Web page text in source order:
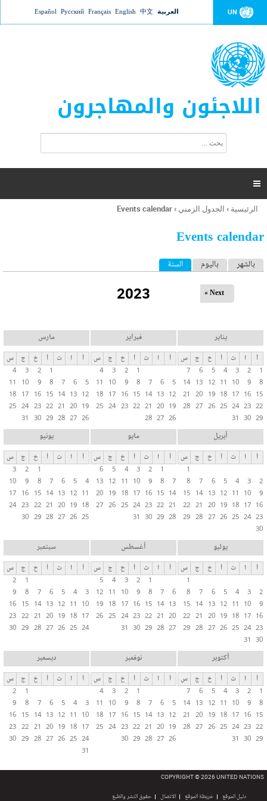
Jump to navigation UN العربية 中文
English
Français
Русский
Español
اللاجئون والمهاجرون
ت
ر
ل
ح
ب

أنت
هنا
الرئيسية › الجدول الزمني ›
Events calendar
Events calendar
ا
ب
ا
ت
ا
ل
أ
ا
س
ي
ة
بالشهر باليوم السنة (علامة التبويب النشطة)
2023 Next »
يناير
أ ا ث أ خ ج
س
1
2
3
4
5
6
7
8
9
10
11
12
13
14
15
16
17
18
19
20
21
22
23
24
25
26
27
28
29
30
31
فبراير
أ ا ث أ خ ج
س
1
2
3
4
5
6
7
8
9
10
11
12
13
14
15
16
17
18
19
20
21
22
23
24
25
26
27
28
مارس
أ ا ث أ خ ج
س
1
2
3
4
5
6
7
8
9
10
11
12
13
14
15
16
17
18
19
20
21
22
23
24
25
26
27
28
29
30
31
أبريل
أ ا ث أ خ ج
س
1
2
3
4
5
6
7
8
9
10
11
12
13
14
15
16
17
18
19
20
21
22
23
24
25
26
27
28
29
30
مايو
أ ا ث أ خ ج
س
1
2
3
4
5
6
7
8
9
10
11
12
13
14
15
16
17
18
19
20
21
22
23
24
25
26
27
28
29
30
31
يونيو
أ ا ث أ خ ج
س
1
2
3
4
5
6
7
8
9
10
11
12
13
14
15
16
17
18
19
20
21
22
23
24
25
26
27
28
29
30
يوليو
أ ا ث أ خ ج
س
1
2
3
4
5
6
7
8
9
10
11
12
13
14
15
16
17
18
19
20
21
22
23
24
25
26
27
28
29
30
31
أغسطس
أ ا ث أ خ ج
س
1
2
3
4
5
6
7
8
9
10
11
12
13
14
15
16
17
18
19
20
21
22
23
24
25
26
27
28
29
30
31
سبتمبر
أ ا ث أ خ ج
س
1
2
3
4
5
6
7
8
9
10
11
12
13
14
15
16
17
18
19
20
21
22
23
24
25
26
27
28
29
30
أكتوبر
أ ا ث أ خ ج
س
1
2
3
4
5
6
7
8
9
10
11
12
13
14
15
16
17
18
19
20
21
22
23
24
25
26
27
28
29
30
31
نوفمبر
أ ا ث أ خ ج
س
1
2
3
4
5
6
7
8
9
10
11
12
13
14
15
16
17
18
19
20
21
22
23
24
25
26
27
28
29
30
ديسمبر
أ ا ث أ خ ج
س
1
2
3
4
5
6
7
8
9
10
11
12
13
14
15
16
17
18
19
20
21
22
23
24
25
26
27
28
29
30
31
COPYRIGHT © 2026 UNITED NATIONS
دليل الموقع خريطة الموقع الاتصال حقوق النشر والطبع